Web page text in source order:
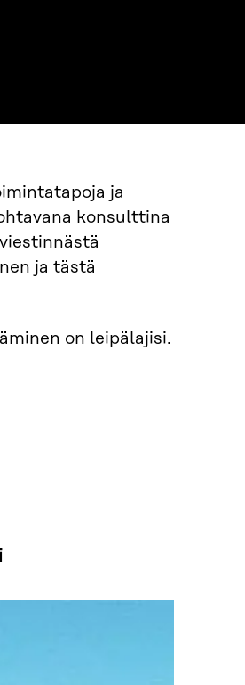
ja
konsulttina
ja tästä
on leipälajisi.